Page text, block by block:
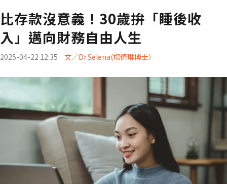
比存款沒意義！30歲拚「睡後收
入」邁向財務自由人生
2025-04-22 12:35 文／Dr.Selena(楊倩琳博士）